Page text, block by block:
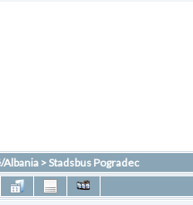
Albania>Stadsbus Pogradec